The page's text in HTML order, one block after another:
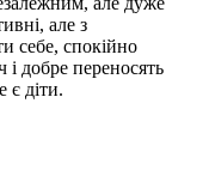
але з
себе, спокійно
і добре переносять
є діти.